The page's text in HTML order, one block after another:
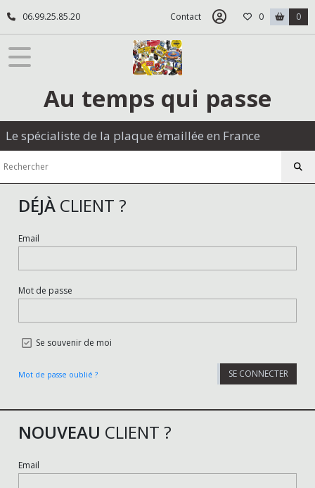
06.99.25.85.20 Contact 0 0
Au temps qui passe
Le spécialiste de la plaque émaillée en France
DÉJÀ CLIENT ?
Email
Mot de passe
Se souvenir de moi
Mot de passe oublié ? SE CONNECTER
NOUVEAU CLIENT ?
Email